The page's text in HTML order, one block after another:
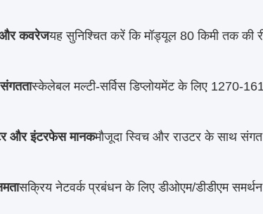
और कवरेजयह सुनिश्चित करें कि मॉड्यूल 80 किमी तक
स्केलेबल मल्टी-सर्विस डिप्लोयमेंट के लिए 1270-
और इंटरफेस मानकमौजूदा स्विच और राउटर के साथ
सक्रिय नेटवर्क प्रबंधन के लिए डीओएम/डीडीएम समर्थन